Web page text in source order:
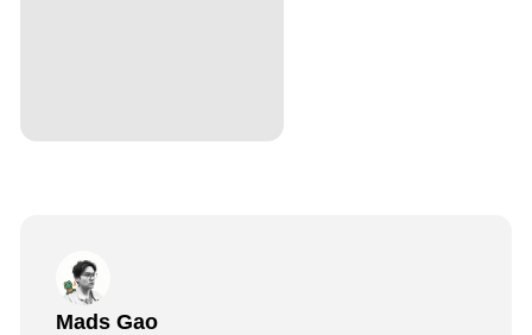
Mads Gao